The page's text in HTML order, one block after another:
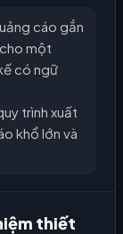
cáo gắn
một
có ngữ
trình xuất
khổ lớn và
thiết